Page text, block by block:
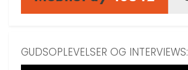
GUDSOPLEVELSER OG INTERVIEWS: